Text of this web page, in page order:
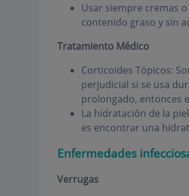
Usar siempre cremas
contenido graso y sin
Tratamiento Médico
Corticoides Tópicos:
perjudicial si se usa
prolongado, entonces
La hidratación de la
es encontrar una
Enfermedades
Verrugas